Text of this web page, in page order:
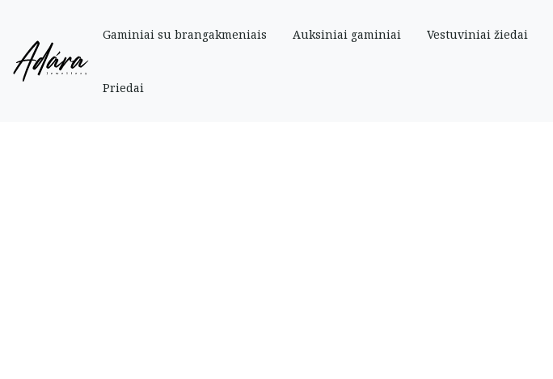
Gaminiai su brangakmeniais Auksiniai gaminiai Vestuviniai žiedai
Priedai
Pradinis Parduotuve » Sidabro gaminiai